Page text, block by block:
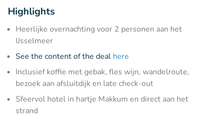
Highlights
Heerlijke overnachting voor 2 personen aan het
IJsselmeer
See the content of the deal here
Inclusief koffie met gebak, fles wijn, wandelroute,
bezoek aan afsluitdijk en late check-out
Sfeervol hotel in hartje Makkum en direct aan het
strand